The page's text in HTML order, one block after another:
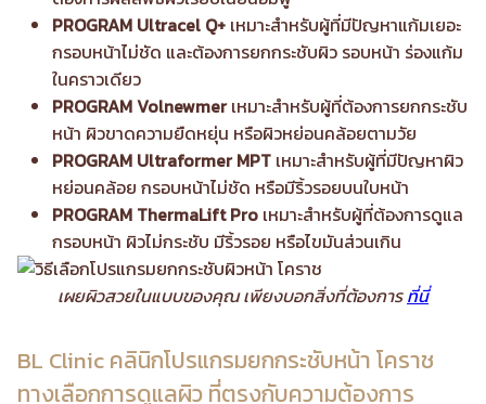
PROGRAM Ultracel Q+ เหมาะสำหรับผู้ที่มีปัญหาแก้มเยอะ
กรอบหน้าไม่ชัด และต้องการยกกระชับผิว รอบหน้า ร่องแก้ม
ในคราวเดียว
PROGRAM Volnewmerเหมาะสำหรับผู้ที่ต้องการยกกระชับ
หน้า ผิวขาดความยืดหยุ่น หรือผิวหย่อนคล้อยตามวัย
PROGRAM Ultraformer MPT เหมาะสำหรับผู้ที่มีปัญหาผิว
หย่อนคล้อย กรอบหน้าไม่ชัด หรือมีริ้วรอยบนใบหน้า
PROGRAM ThermaLift Pro เหมาะสำหรับผู้ที่ต้องการดูแล
กรอบหน้า ผิวไม่กระชับ มีริ้วรอย หรือไขมันส่วนเกิน
เผยผิวสวยในแบบของคุณ เพียงบอกสิ่งที่ต้องการที่นี่
BL Clinic คลินิกโปรแกรมยกกระชับหน้า โคราช
ทางเลือกการดูแลผิว ที่ตรงกับความต้องการ